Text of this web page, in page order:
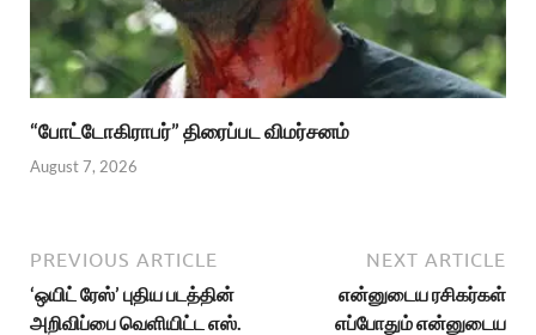
“போட்டோகிராபர்” திரைப்பட விமர்சனம்
August 7, 2026
PREVIOUS ARTICLE
‘ஒயிட் ரேஸ்’ புதிய படத்தின்
அறிவிப்பை வெளியிட்ட எஸ்.
NEXT ARTICLE
என்னுடைய ரசிகர்கள்
எப்போதும் என்னுடைய